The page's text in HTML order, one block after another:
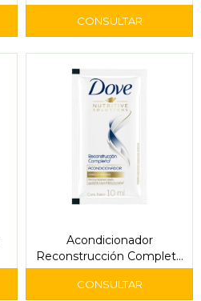
Acondicionador
Reconstrucción Completa
Sachet 10 ml – Dove